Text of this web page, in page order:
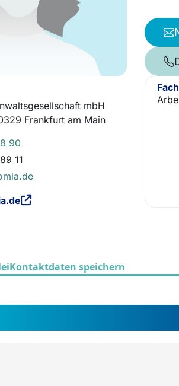
mbH
Frankfurt am Main
90
11
Kontaktdaten speichern